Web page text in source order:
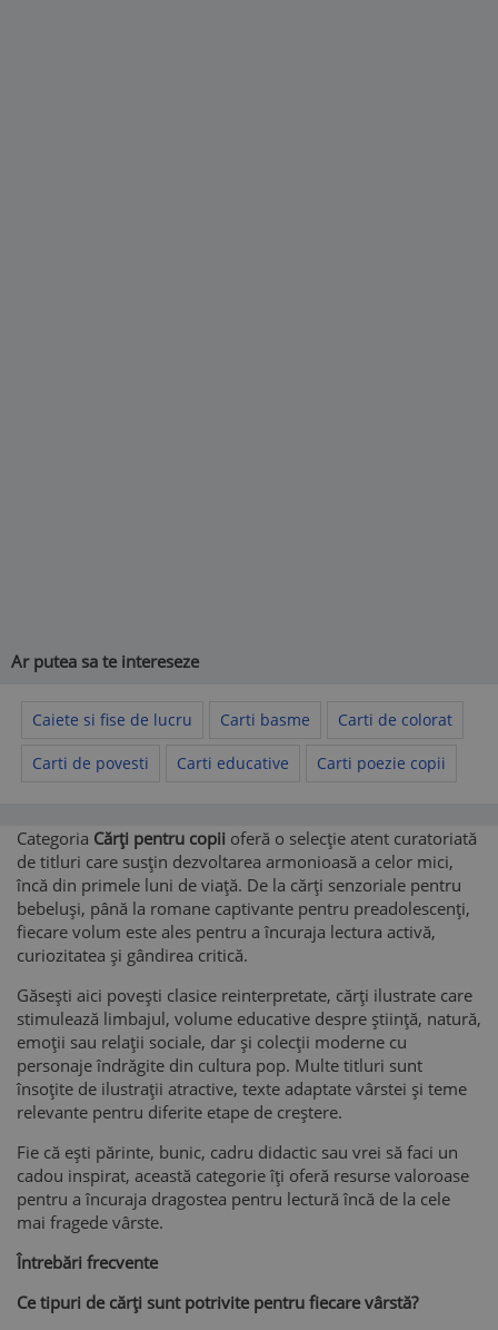
Ar putea sa te intereseze
Caiete si fise de lucru Carti basme Carti de colorat
Carti de povesti Carti educative Carti poezie copii
Categoria Cărți pentru copii oferă o selecție atent curatoriată
de titluri care susțin dezvoltarea armonioasă a celor mici,
încă din primele luni de viață. De la cărți senzoriale pentru
bebeluși, până la romane captivante pentru preadolescenți,
fiecare volum este ales pentru a încuraja lectura activă,
curiozitatea și gândirea critică.
Găsești aici povești clasice reinterpretate, cărți ilustrate care
stimulează limbajul, volume educative despre știință, natură,
emoții sau relații sociale, dar și colecții moderne cu
personaje îndrăgite din cultura pop. Multe titluri sunt
însoțite de ilustrații atractive, texte adaptate vârstei și teme
relevante pentru diferite etape de creștere.
Fie că ești părinte, bunic, cadru didactic sau vrei să faci un
cadou inspirat, această categorie îți oferă resurse valoroase
pentru a încuraja dragostea pentru lectură încă de la cele
mai fragede vârste.
Întrebări frecvente
Ce tipuri de cărți sunt potrivite pentru fiecare vârstă?